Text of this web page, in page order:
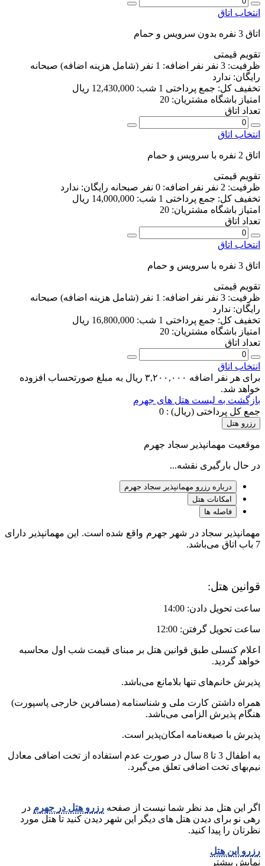
انتخاب اتاق
اتاق 3 نفره بدون سرویس و حمام
تقویم قیمتی
ظرفیت: 3 نفر نفر اضافه: 1 نفر (شامل هزینه اضافه) صبحانه
رایگان: ندارد
تخفیف کل: جمع پرداختی 1 شب:
12,430,000 ریال
امتیاز باشگاه مشتریان: 20
تعداد اتاق
انتخاب اتاق
اتاق 2 نفره با سرویس و حمام
تقویم قیمتی
ظرفیت: 2 نفر نفر اضافه: 0 نفر صبحانه رایگان: ندارد
تخفیف کل: جمع پرداختی 1 شب:
14,000,000 ریال
امتیاز باشگاه مشتریان: 20
تعداد اتاق
انتخاب اتاق
اتاق 3 نفره با سرویس و حمام
تقویم قیمتی
ظرفیت: 3 نفر نفر اضافه: 1 نفر (شامل هزینه اضافه) صبحانه
رایگان: ندارد
تخفیف کل: جمع پرداختی 1 شب:
16,800,000 ریال
امتیاز باشگاه مشتریان: 20
تعداد اتاق
انتخاب اتاق
برای هر نفر اضافه ۳,۲۰۰,۰۰۰ ریال به مبلغ صورتحساب افزوده
خواهد شد.
بازگشت به لیست هتل های جهرم
جمع کل پرداختی (ریال) : 0
رزرو هتل
موقعیت مهمانپذیر سجاد جهرم
در حال بارگیری نقشه...
درباره رزرو مهمانپذیر سجاد جهرم
امکانات هتل
فاصله ها
مهمانپذیر سجاد در شهر جهرم واقع شده است. این مهمانپذیر دارای
7 باب اتاق می‌باشد.
قوانین هتل:
ساعت تحویل دادن: 14:00
ساعت تحویل گرفتن: 12:00
اعلام کنسلی طبق قوانین هتل بر مبنای قیمت شب اول محاسبه
خواهد گردید.
پذیرش خانم‌های تنها بلامانع می‌باشد.
همراه داشتن کارت ملی و شناسنامه (مسافرین خارجی پاسپورت)
هنگام پذیرش الزامی می‌باشد.
پذیرش با صیغه‌نامه امکان‌پذیر است.
به اطفال 3 تا 8 سال در صورت عدم استفاده از تخت اضافی معادل
نیم‌بهای تخت اضافی تعلق می‌گیرد.
اگر این هتل مد نظر شما نیست از صفحه رزرو هتل در جهرم در
رهی نو برای دیدن هتل های دیگر این شهر دیدن کنید تا هتل مورد
نظرتان را پیدا کنید.
رزرو این هتل
نمایش بیشتر